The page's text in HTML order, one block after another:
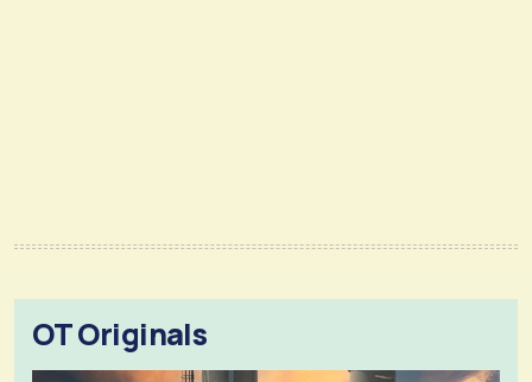
OT Originals